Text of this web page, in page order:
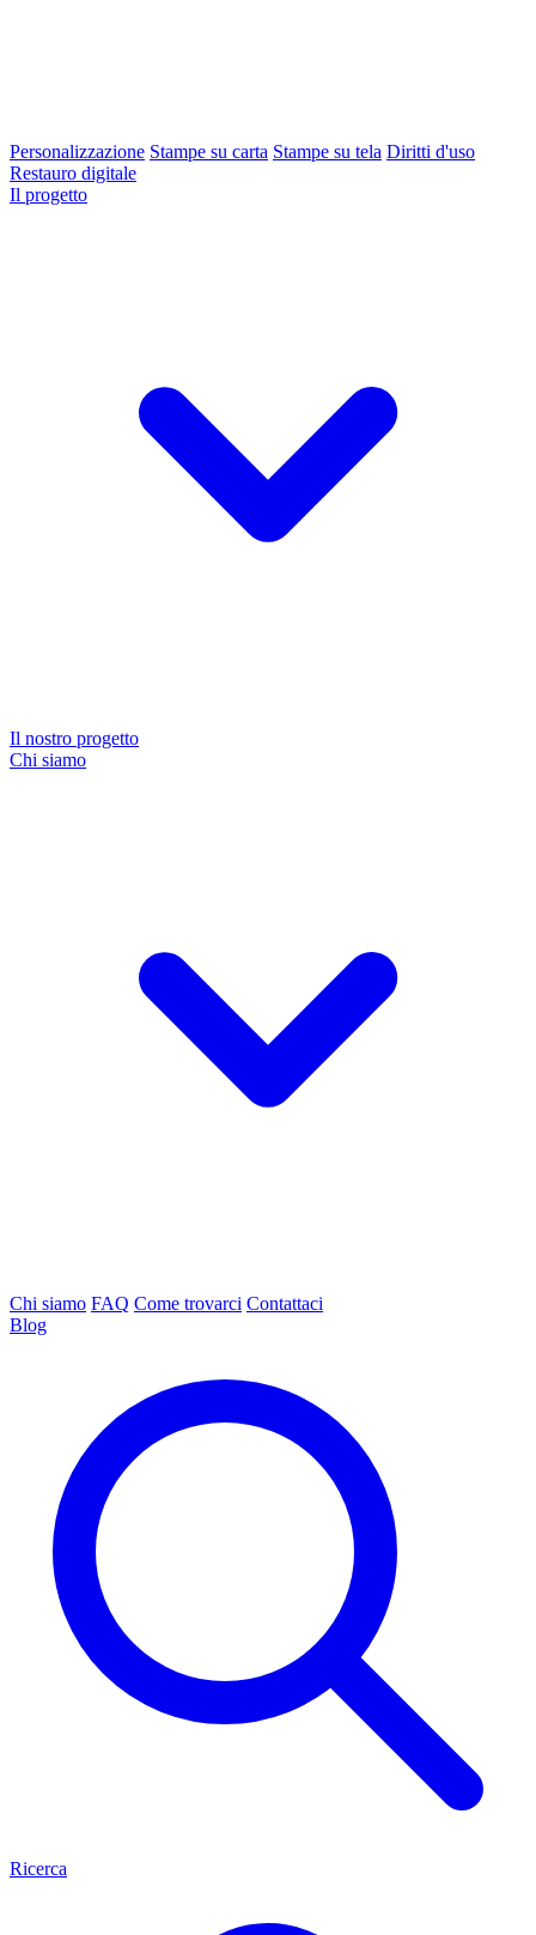
Personalizzazione Stampe su carta Stampe su tela Diritti d'uso
Restauro digitale
Il progetto
Il nostro progetto
Chi siamo
Chi siamo FAQ Come trovarci Contattaci
Blog
Ricerca